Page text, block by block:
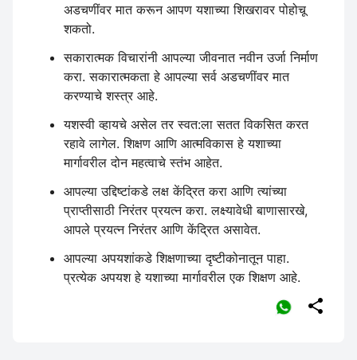
अडचणींवर मात करून आपण यशाच्या शिखरावर पोहोचू
शकतो.
सकारात्मक विचारांनी आपल्या जीवनात नवीन उर्जा निर्माण
करा. सकारात्मकता हे आपल्या सर्व अडचणींवर मात
करण्याचे शस्त्र आहे.
यशस्वी व्हायचे असेल तर स्वत:ला सतत विकसित करत
रहावे लागेल. शिक्षण आणि आत्मविकास हे यशाच्या
मार्गावरील दोन महत्वाचे स्तंभ आहेत.
आपल्या उद्दिष्टांकडे लक्ष केंद्रित करा आणि त्यांच्या
प्राप्तीसाठी निरंतर प्रयत्न करा. लक्ष्यावेधी बाणासारखे,
आपले प्रयत्न निरंतर आणि केंद्रित असावेत.
आपल्या अपयशांकडे शिक्षणाच्या दृष्टीकोनातून पाहा.
प्रत्येक अपयश हे यशाच्या मार्गावरील एक शिक्षण आहे.
